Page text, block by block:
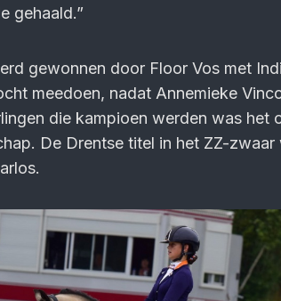
gehaald.”
gewonnen door Floor Vos met
meedoen, nadat Annemieke
die kampioen werden was het
De Drentse titel in het ZZ-